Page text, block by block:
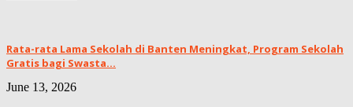
Rata-rata Lama Sekolah di Banten Meningkat, ‎Program Sekolah
Gratis bagi Swasta...
June 13, 2026